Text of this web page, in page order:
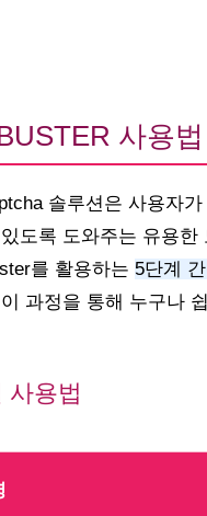
사용법
솔루션은 사용자
도록 도와주는 유용한
를 활용하는 5단계
과정을 통해 누구나
사용법